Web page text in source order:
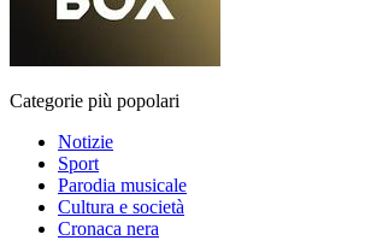
Categorie più popolari
Notizie
Sport
Parodia musicale
Cultura e società
Cronaca nera